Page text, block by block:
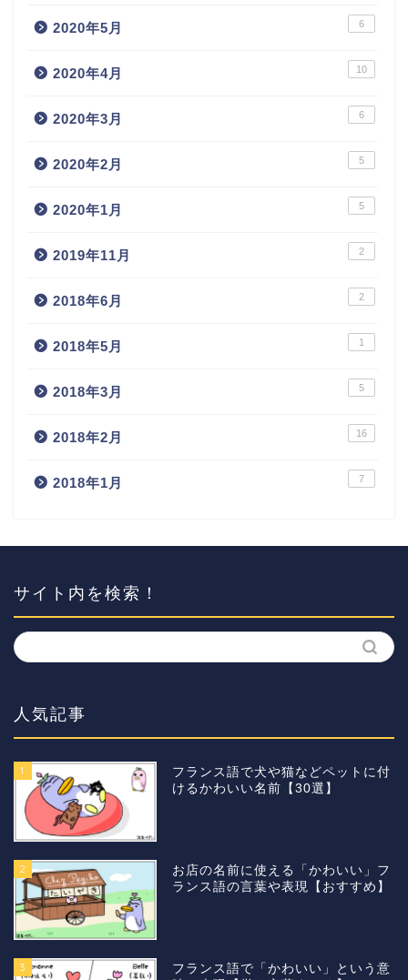
2020年5月 6
2020年4月 10
2020年3月 6
2020年2月 5
2020年1月 5
2019年11月 2
2018年6月 2
2018年5月 1
2018年3月 5
2018年2月 16
2018年1月 7
サイト内を検索！
人気記事
1
フランス語で犬や猫などペットに付
けるかわいい名前【30選】
2
お店の名前に使える「かわいい」フ
ランス語の言葉や表現【おすすめ】
3
フランス語で「かわいい」という意